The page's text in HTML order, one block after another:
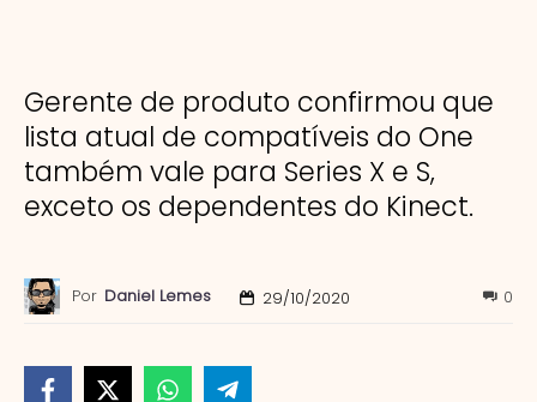
Gerente de produto confirmou que
lista atual de compatíveis do One
também vale para Series X e S,
exceto os dependentes do Kinect.
Por Daniel Lemes 29/10/2020 0